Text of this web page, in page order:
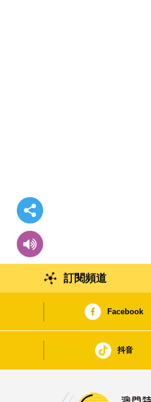
訂閱頻道
Facebook
抖音